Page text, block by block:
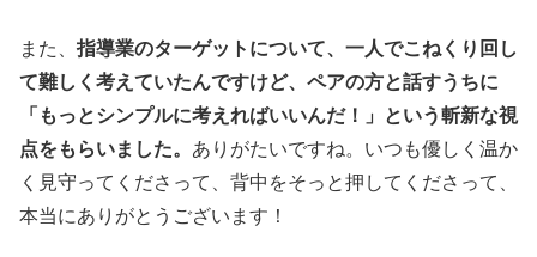
また、 指導業のターゲットについて、一人でこねくり回し
て難しく考えていたんですけど、ペアの方と話すうちに
「もっとシンプルに考えればいいんだ！」という斬新な視
点をもらいました。 ありがたいですね。いつも優しく温か
く見守ってくださって、背中をそっと押してくださって、
本当にありがとうございます！